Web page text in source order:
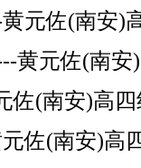
元佐(南安)
黄元佐(南
佐(南安)高
佐(南安)高